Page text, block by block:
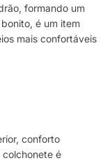
formando um
é um item
mais confortáveis
conforto
é